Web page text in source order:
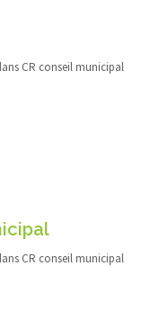
CR conseil municipal
CR conseil municipal